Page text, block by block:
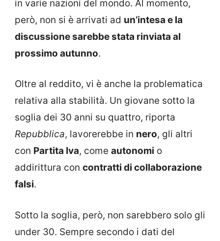
in varie nazioni del mondo. Al momento,
però, non si è arrivati ad un’intesa e la
discussione sarebbe stata rinviata al
prossimo autunno.
Oltre al reddito, vi è anche la problematica
relativa alla stabilità. Un giovane sotto la
soglia dei 30 anni su quattro, riporta
Repubblica, lavorerebbe in nero, gli altri
con Partita Iva, come autonomi o
addirittura con contratti di collaborazione
falsi.
Sotto la soglia, però, non sarebbero solo gli
under 30. Sempre secondo i dati del